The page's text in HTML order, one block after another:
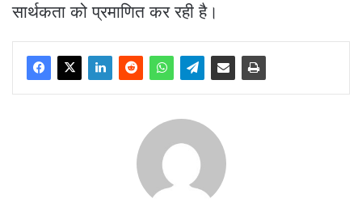
सार्थकता को प्रमाणित कर रही है।